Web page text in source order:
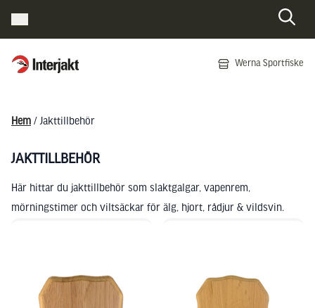
Interjakt SE Werna Sportfiske
Hem / Jakttillbehör
JAKTTILLBEHÖR
Här hittar du jakttillbehör som slaktgalgar, vapenrem,
mörningstimer och viltsäckar för älg, hjort, rådjur & vildsvin.